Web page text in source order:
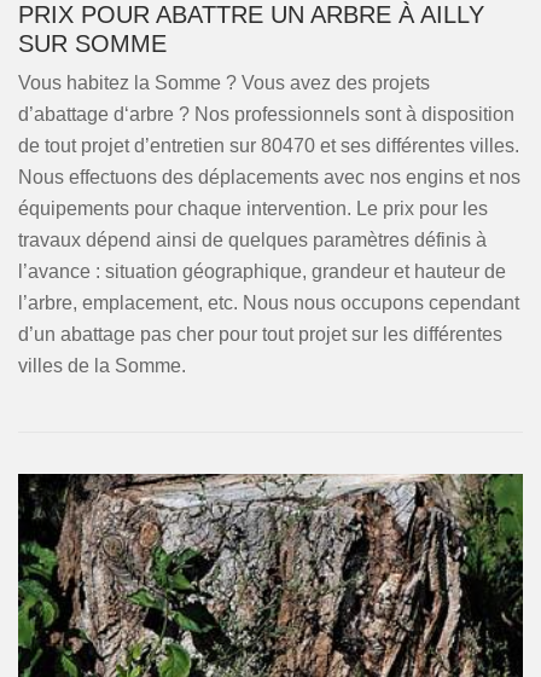
PRIX POUR ABATTRE UN ARBRE À AILLY
SUR SOMME
Vous habitez la Somme ? Vous avez des projets
d’abattage d‘arbre ? Nos professionnels sont à disposition
de tout projet d’entretien sur 80470 et ses différentes villes.
Nous effectuons des déplacements avec nos engins et nos
équipements pour chaque intervention. Le prix pour les
travaux dépend ainsi de quelques paramètres définis à
l’avance : situation géographique, grandeur et hauteur de
l’arbre, emplacement, etc. Nous nous occupons cependant
d’un abattage pas cher pour tout projet sur les différentes
villes de la Somme.